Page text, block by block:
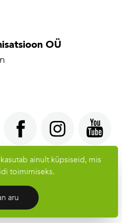
OÜ
OÜ © 2026 Kõik õigused
ainult küpsiseid, mis
toimimiseks.
aru